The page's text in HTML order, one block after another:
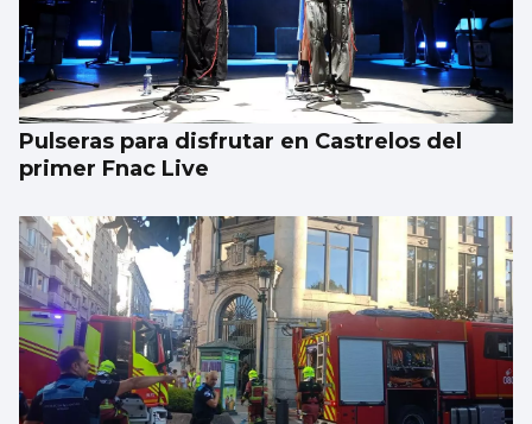
Pulseras para disfrutar en Castrelos del
primer Fnac Live